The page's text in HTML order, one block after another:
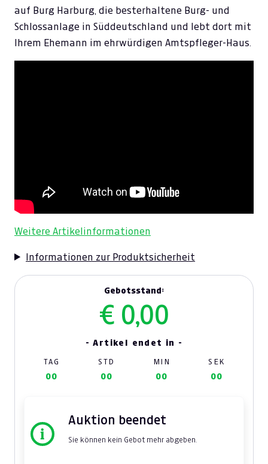
auf Burg Harburg, die besterhaltene Burg- und
Schlossanlage in Süddeutschland und lebt dort mit
Ihrem Ehemann im ehrwürdigen Amtspfleger-Haus.
Weitere Artikelinformationen
Informationen zur Produktsicherheit
Gebotsstand:
€ 0,00
- Artikel endet in -
TAG STD MIN SEK
00 00 00 00
Auktion beendet
Sie können kein Gebot mehr abgeben.